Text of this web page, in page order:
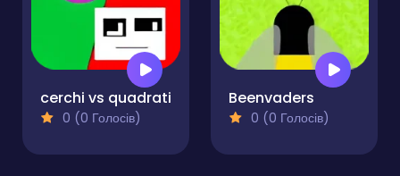
cerchi vs quadrati
0 (0 Голосів)
Beenvaders
0 (0 Голосів)